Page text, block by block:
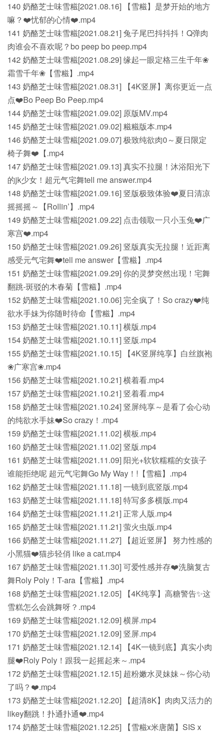
140 奶酪芝士味雪糍[2021.08.16] 【雪糍】是梦开始的地方
嘛？❤️忧郁的心情❤️.mp4
141 奶酪芝士味雪糍[2021.08.21] 兔子尾巴抖抖抖！Q弹肉
肉谁会不喜欢呢？bo peep bo peep.mp4
142 奶酪芝士味雪糍[2021.08.29] 缘起一眼定格三生千年❀
霜雪千年❀【雪糍】.mp4
143 奶酪芝士味雪糍[2021.08.31] 【4K竖屏】离你更近一点
点❤️Bo Peep Bo Peep.mp4
144 奶酪芝士味雪糍[2021.09.02] 原版MV.mp4
145 奶酪芝士味雪糍[2021.09.02] 糍糍版本.mp4
146 奶酪芝士味雪糍[2021.09.07] 极致纯欲肉0～夏日限定
椅子舞❤️【.mp4
147 奶酪芝士味雪糍[2021.09.13] 真实不拉腿！沐浴阳光下
的jk少女！超元气宅舞tell me answer.mp4
148 奶酪芝士味雪糍[2021.09.16] 竖版极致体验❤️夏日清凉
摇摇摇～【Rollin’】.mp4
149 奶酪芝士味雪糍[2021.09.22] 点击领取一只小玉兔❤️广
寒宫❤️.mp4
150 奶酪芝士味雪糍[2021.09.26] 竖版真实无拉腿！近距离
感受元气宅舞❤️tell me answer【雪糍】.mp4
151 奶酪芝士味雪糍[2021.09.29] 你的灵梦突然出现！宅舞
翻跳-斑驳的木春菊【雪糍】.mp4
152 奶酪芝士味雪糍[2021.10.06] 完全疯了！So crazy❤️纯
欲水手妹为你随时待命【雪糍】.mp4
153 奶酪芝士味雪糍[2021.10.11] 横版.mp4
154 奶酪芝士味雪糍[2021.10.11] 竖版.mp4
155 奶酪芝士味雪糍[2021.10.15] 【4K竖屏纯享】白丝旗袍
❀广寒宫❀.mp4
156 奶酪芝士味雪糍[2021.10.21] 横着看.mp4
157 奶酪芝士味雪糍[2021.10.21] 竖着看.mp4
158 奶酪芝士味雪糍[2021.10.24] 竖屏纯享～是看了会心动
的纯欲水手妹❤️So crazy！.mp4
159 奶酪芝士味雪糍[2021.11.02] 横板.mp4
160 奶酪芝士味雪糍[2021.11.02] 竖版.mp4
161 奶酪芝士味雪糍[2021.11.09] 阳光+软软糯糯的女孩子
谁能拒绝呢 超元气宅舞Go My Way！!【雪糍】.mp4
162 奶酪芝士味雪糍[2021.11.18] 一镜到底竖版.mp4
163 奶酪芝士味雪糍[2021.11.18] 特写多多横版.mp4
164 奶酪芝士味雪糍[2021.11.21] 正常人版.mp4
165 奶酪芝士味雪糍[2021.11.21] 萤火虫版.mp4
166 奶酪芝士味雪糍[2021.11.27] 【超近竖屏】 努力性感的
小黑猫❤️猫步轻俏 like a cat.mp4
167 奶酪芝士味雪糍[2021.11.30] 可爱性感并存❤️洗脑复古
舞Roly Poly！T-ara【雪糍】.mp4
168 奶酪芝士味雪糍[2021.12.05] 【4K纯享】高糖警告✨这
雪糕怎么会跳舞呀？.mp4
169 奶酪芝士味雪糍[2021.12.09] 横屏.mp4
170 奶酪芝士味雪糍[2021.12.09] 竖屏.mp4
171 奶酪芝士味雪糍[2021.12.14] 【4K一镜到底】真实小肉
腿❤️Roly Poly！跟我一起摇起来～.mp4
172 奶酪芝士味雪糍[2021.12.15] 超粉嫩水灵妹妹～你心动
了吗？❤️.mp4
173 奶酪芝士味雪糍[2021.12.20] 【超清8K】肉肉又活力的
likey翻跳！扑通扑通❤️.mp4
174 奶酪芝士味雪糍[2021.12.25] 【雪糍x米唐菌】SIS x